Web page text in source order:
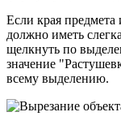
Если края
должно иметь
щелкнуть по
значение
всему выделению.